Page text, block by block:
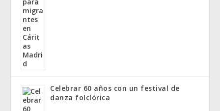
Celebrar 60 años con un festival de
danza folclórica